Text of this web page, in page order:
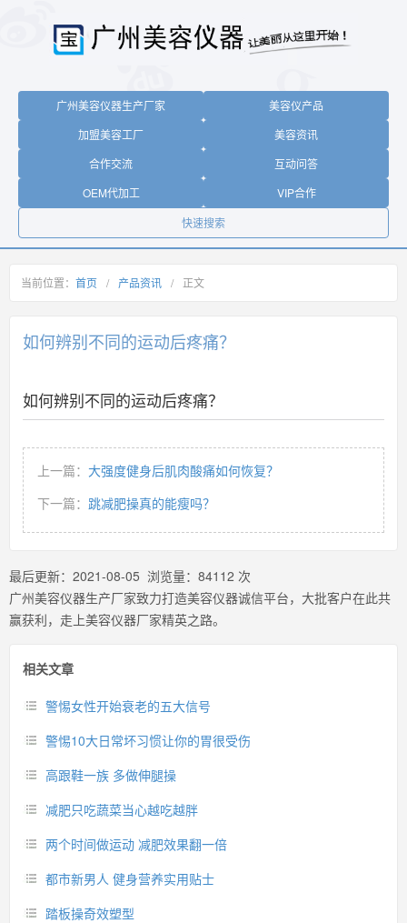
广州美容仪器生产厂家
美容仪产品
加盟美容工厂
美容资讯
合作交流
互动问答
OEM代加工
VIP合作
快速搜索
当前位置： 首页 / 产品资讯 / 正文
如何辨别不同的运动后疼痛？
如何辨别不同的运动后疼痛？
上一篇： 大强度健身后肌肉酸痛如何恢复？
下一篇： 跳减肥操真的能瘦吗？
最后更新： 2021-08-05 浏览量： 84112 次
广州美容仪器生产厂家致力打造美容仪器诚信平台，大批客户在此共
赢获利，走上美容仪器厂家精英之路。
相关文章
警惕女性开始衰老的五大信号
警惕10大日常坏习惯让你的胃很受伤
高跟鞋一族 多做伸腿操
减肥只吃蔬菜当心越吃越胖
两个时间做运动 减肥效果翻一倍
都市新男人 健身营养实用贴士
踏板操奇效塑型